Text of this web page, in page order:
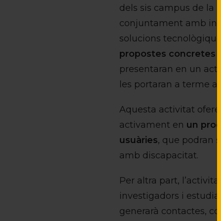
dels sis campus de la
conjuntament amb
solucions
propostes concretes
presentaran en un
les portaran a terme
Aquesta activitat
activament en un
usuàries, que podran
amb discapacitat.
Per altra part,
investigadors i
generarà contactes,